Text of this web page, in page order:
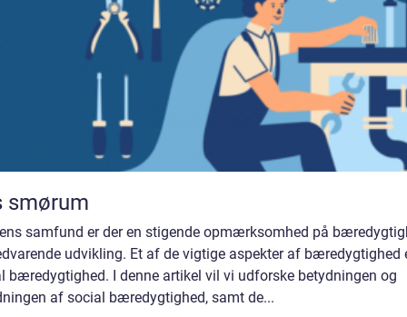
smørum
samfund er der en stigende opmærksomhed på
udvikling. Et af de vigtige aspekter af bæredygtighed
bæredygtighed. I denne artikel vil vi udforske betydningen og
af social bæredygtighed, samt de...